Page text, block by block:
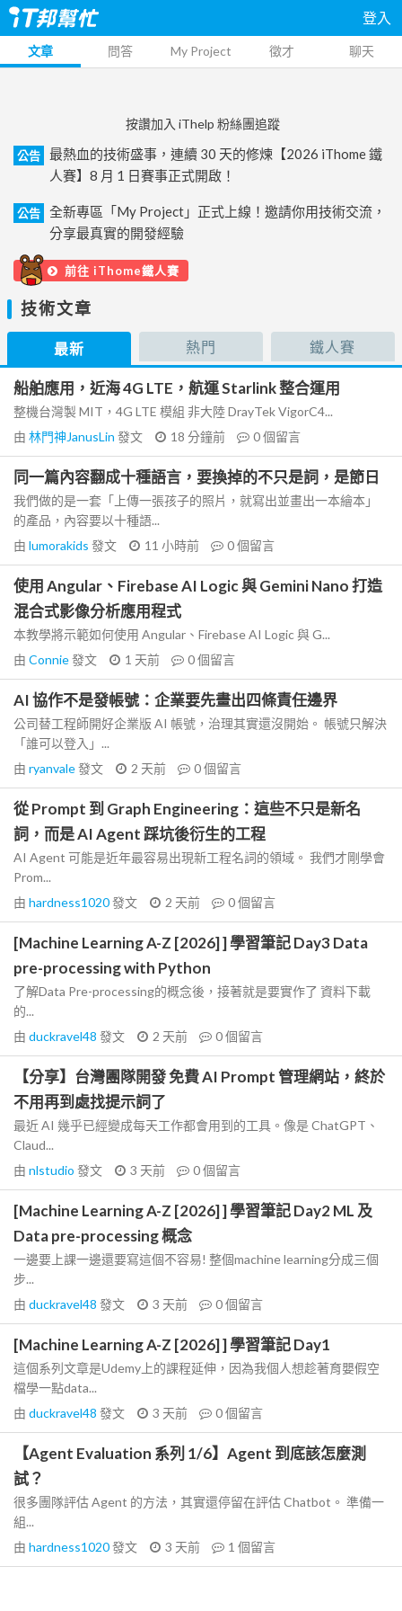
登入
文章 問答 My Project 徵才 聊天
按讚加入 iThelp 粉絲團追蹤
公告
最熱血的技術盛事，連續 30 天的修煉【2026 iThome 鐵
人賽】8 月 1 日賽事正式開啟！
公告
全新專區「My Project」正式上線！邀請你用技術交流，
分享最真實的開發經驗
前往 iThome鐵人賽
技術文章
最新 熱門 鐵人賽
船舶應用，近海 4G LTE，航運 Starlink 整合運用
整機台灣製 MIT，4G LTE 模組 非大陸 DrayTek VigorC4...
由 林門神JanusLin 發文 18 分鐘前 0個留言
同一篇內容翻成十種語言，要換掉的不只是詞，是節日
我們做的是一套「上傳一張孩子的照片，就寫出並畫出一本繪本」
的產品，內容要以十種語...
由 lumorakids 發文 11 小時前 0個留言
使用 Angular、Firebase AI Logic 與 Gemini Nano 打造
混合式影像分析應用程式
本教學將示範如何使用 Angular、Firebase AI Logic 與 G...
由 Connie發文 1 天前 0個留言
AI 協作不是發帳號：企業要先畫出四條責任邊界
公司替工程師開好企業版 AI 帳號，治理其實還沒開始。 帳號只解決
「誰可以登入」...
由 ryanvale發文 2 天前 0個留言
從 Prompt 到 Graph Engineering：這些不只是新名
詞，而是 AI Agent 踩坑後衍生的工程
AI Agent 可能是近年最容易出現新工程名詞的領域。 我們才剛學會
Prom...
由 hardness1020發文 2 天前 0個留言
[Machine Learning A-Z [2026] ] 學習筆記 Day3 Data
pre-processing with Python
了解Data Pre-processing的概念後，接著就是要實作了 資料下載
的...
由 duckravel48 發文 2 天前 0個留言
【分享】台灣團隊開發 免費 AI Prompt 管理網站，終於
不用再到處找提示詞了
最近 AI 幾乎已經變成每天工作都會用到的工具。像是 ChatGPT、
Claud...
由 nlstudio 發文 3 天前 0個留言
[Machine Learning A-Z [2026] ] 學習筆記 Day2 ML 及
Data pre-processing 概念
一邊要上課一邊還要寫這個不容易! 整個machine learning分成三個
步...
由 duckravel48 發文 3 天前 0個留言
[Machine Learning A-Z [2026] ] 學習筆記 Day1
這個系列文章是Udemy上的課程延伸，因為我個人想趁著育嬰假空
檔學一點data...
由 duckravel48 發文 3 天前 0個留言
【Agent Evaluation 系列 1/6】Agent 到底該怎麼測
試？
很多團隊評估 Agent 的方法，其實還停留在評估 Chatbot。 準備一
組...
由 hardness1020發文 3 天前 1 個留言